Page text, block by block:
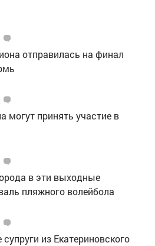
отправилась на финал
могут принять участие в
в эти выходные
пляжного волейбола
из Екатериновского